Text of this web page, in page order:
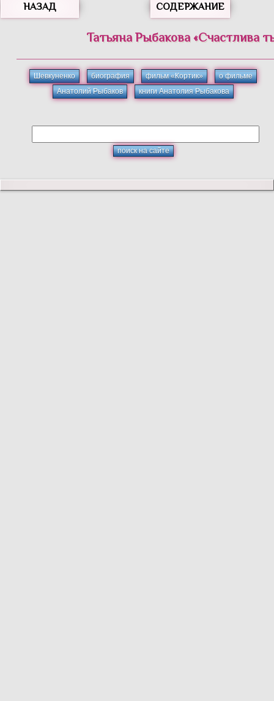
НАЗАД СОДЕРЖАНИЕ
Татьяна Рыбакова «Счастлива
Шевкуненко биография фильм «Кортик»
о фильме
Анатолий Рыбаков
книги Анатолия Рыбакова